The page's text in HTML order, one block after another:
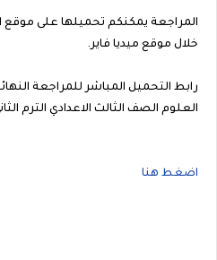
المراجعة يمكنكم تحميلها على
خلال موقع ميديا فاير.
رابط التحميل المباشر للمراجعة
العلوم الصف الثالث الاعدادي الترم
اضغط هنا